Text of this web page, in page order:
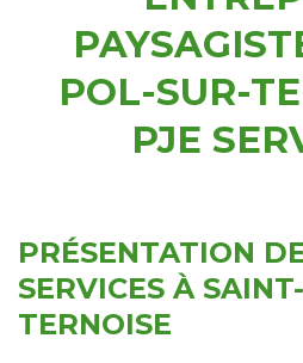
POL-SUR-
PJE
PRÉSENTATION
SERVICES À
TERNOISE